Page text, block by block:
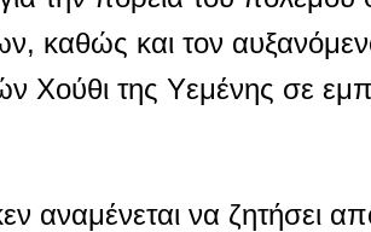
καθώς και τον
Χούθι της Υεμένης σε
αναμένεται να ζητήσει